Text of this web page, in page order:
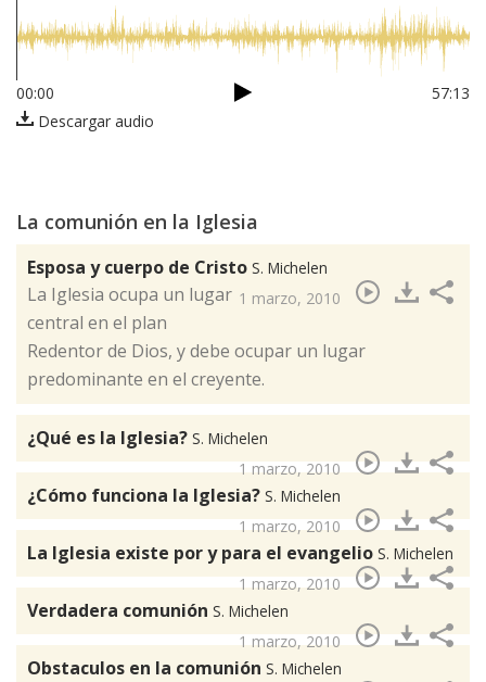
00:00
57:13
Descargar audio
La comunión en la Iglesia
Esposa y cuerpo de Cristo S. Michelen
1 marzo, 2010
​La Iglesia ocupa un lugar
central en el plan
Redentor de Dios, y debe ocupar un lugar
predominante en el creyente.
¿Qué es la Iglesia? S. Michelen
1 marzo, 2010
¿Cómo funciona la Iglesia? S. Michelen
1 marzo, 2010
La Iglesia existe por y para el evangelio S. Michelen
1 marzo, 2010
Verdadera comunión S. Michelen
1 marzo, 2010
Obstaculos en la comunión S. Michelen